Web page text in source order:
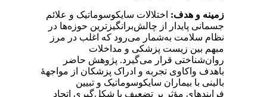
زمینه و هدف:اختلالات سایکوسوماتیک و علائم
جسمانی پایدار از چالش‌برانگیزترین حوزه‌ها در
نظام سلامت به‌شمار می‌رود که اغلب در مرز
مبهم بین زیست پزشکی و مداخلات
روان‌شناختی قرار می‌گیرد. پژوهش حاضر
باهدف واکاوی تجربه و ادراک پزشکان از مواجهۀ
بالینی با بیماران سایکوسوماتیک و تبیین
فرایندهای مؤثر بر تضعیف یا شکل‌گیری اتحاد